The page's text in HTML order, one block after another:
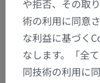
人体解剖学1
や拒否、その取
術の利用に同意
な利益に基づく
なします。「全
同技術の利用に